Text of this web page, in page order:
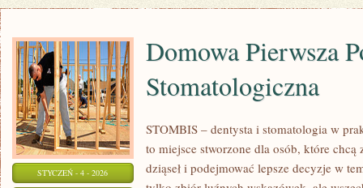
STYCZEŃ - 4 - 2026
Domowa Pierwsza
Stomatologiczna
STOMBIS – dentysta i stomatologia w
to miejsce stworzone dla osób, które
dziąseł i podejmować lepsze decyzje w